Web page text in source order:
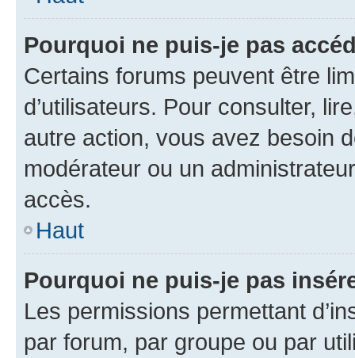
Pourquoi ne puis-je pas
Certains forums peuvent être
d’utilisateurs. Pour consulter,
autre action, vous avez besoin
modérateur ou un
accès.
Haut
Pourquoi ne puis-je pas
Les permissions permettant
par forum, par groupe ou par